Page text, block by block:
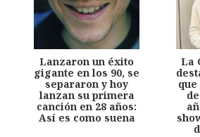
Lanzaron un éxito
gigante en los 90, se
separaron y hoy
lanzan su primera
canción en 28 años:
Así es como suena
La